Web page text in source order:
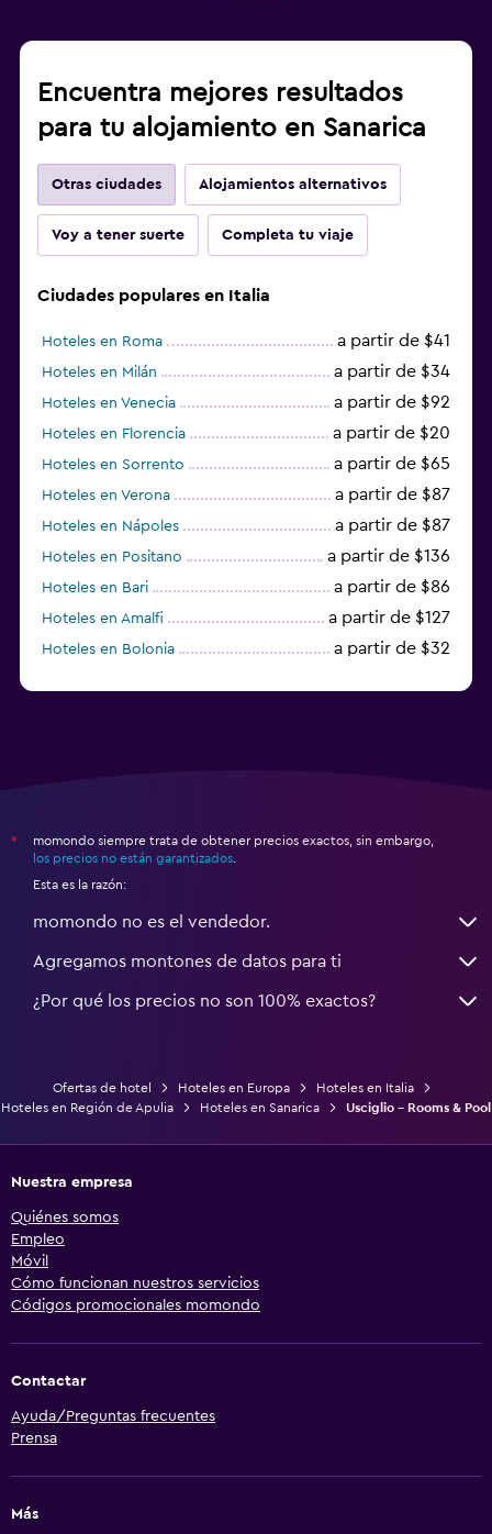
Encuentra mejores resultados
para tu alojamiento en Sanarica
Otras ciudades Alojamientos alternativos
Voy a tener suerte Completa tu viaje
Ciudades populares en Italia
Hoteles en Roma a partir de $41
Hoteles en Milán a partir de $34
Hoteles en Venecia a partir de $92
Hoteles en Florencia a partir de $20
Hoteles en Sorrento a partir de $65
Hoteles en Verona a partir de $87
Hoteles en Nápoles a partir de $87
Hoteles en Positano a partir de $136
Hoteles en Bari a partir de $86
Hoteles en Amalfi a partir de $127
Hoteles en Bolonia a partir de $32
*
momondo siempre trata de obtener precios exactos, sin embargo,
los precios no están garantizados
Esta es la razón:
momondo no es el vendedor.
Agregamos montones de datos para ti
¿Por qué los precios no son 100% exactos?
Ofertas de hotel Hoteles en Europa
Hoteles en Italia
Hoteles en Región de Apulia
Hoteles en Sanarica Usciglio - Rooms & Pool
Nuestra empresa
Quiénes somos
Empleo
Móvil
Cómo funcionan nuestros servicios
Códigos promocionales momondo
Contactar
Ayuda/Preguntas frecuentes
Prensa
Más